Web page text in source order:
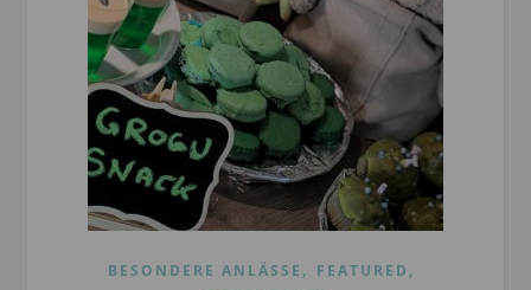
BESONDERE ANLÄSSE , FEATURED ,